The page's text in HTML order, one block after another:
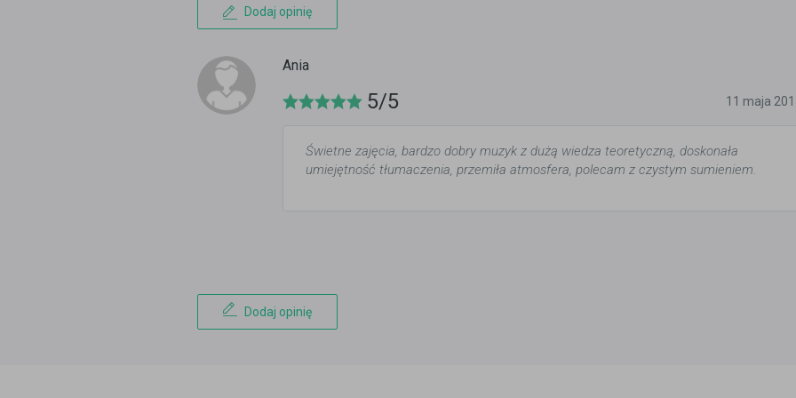
Dodaj opinię
Ania
5/5 11 maja
Świetne zajęcia, bardzo dobry muzyk z dużą wiedza teoretyczną, doskonała
umiejętność tłumaczenia, przemiła atmosfera, polecam z czystym sumieniem.
Dodaj opinię